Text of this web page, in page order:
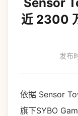
近 2300
发布
依据 Sensor
旗下SYBO